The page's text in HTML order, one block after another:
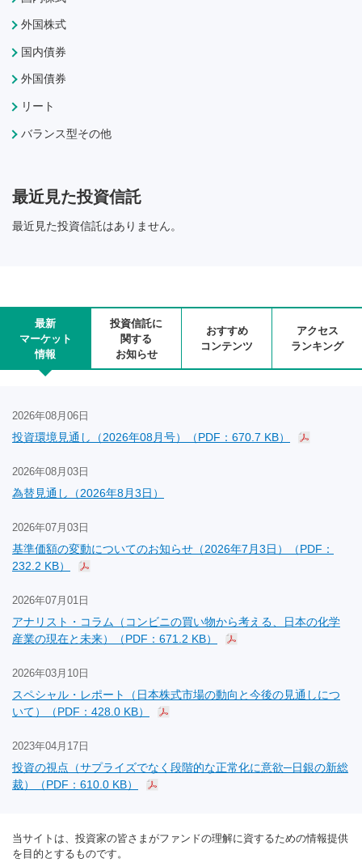
外国株式
国内債券
外国債券
リート
バランス型その他
最近見た投資信託
最近見た投資信託はありません。
最新
マーケット
情報
投資信託に
関する
お知らせ
おすすめ
コンテンツ
アクセス
ランキング
2026年08月06日
投資環境見通し（2026年08月号）（PDF：670.7 KB）
2026年08月03日
為替見通し（2026年8月3日）
2026年07月03日
基準価額の変動についてのお知らせ（2026年7月3日）（PDF：
232.2 KB）
2026年07月01日
アナリスト・コラム（コンビニの買い物から考える、日本の化学
産業の現在と未来）（PDF：671.2 KB）
2026年03月10日
スペシャル・レポート（日本株式市場の動向と今後の見通しにつ
いて）（PDF：428.0 KB）
2023年04月17日
投資の視点（サプライズでなく段階的な正常化に意欲─日銀の新総
裁）（PDF：610.0 KB）
当サイトは、投資家の皆さまがファンドの理解に資するための情報提供
を目的とするものです。